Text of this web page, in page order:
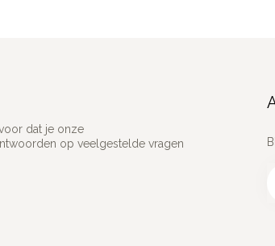
dat je onze
op veelgestelde vragen